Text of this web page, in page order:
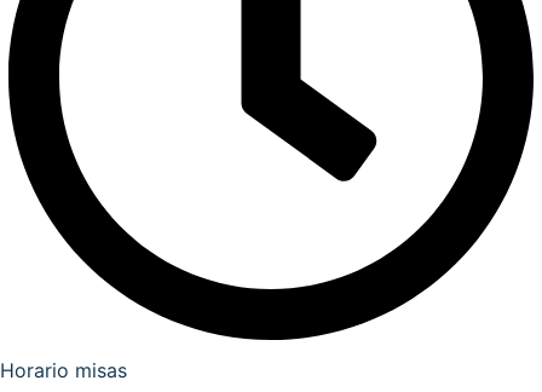
Horario misas